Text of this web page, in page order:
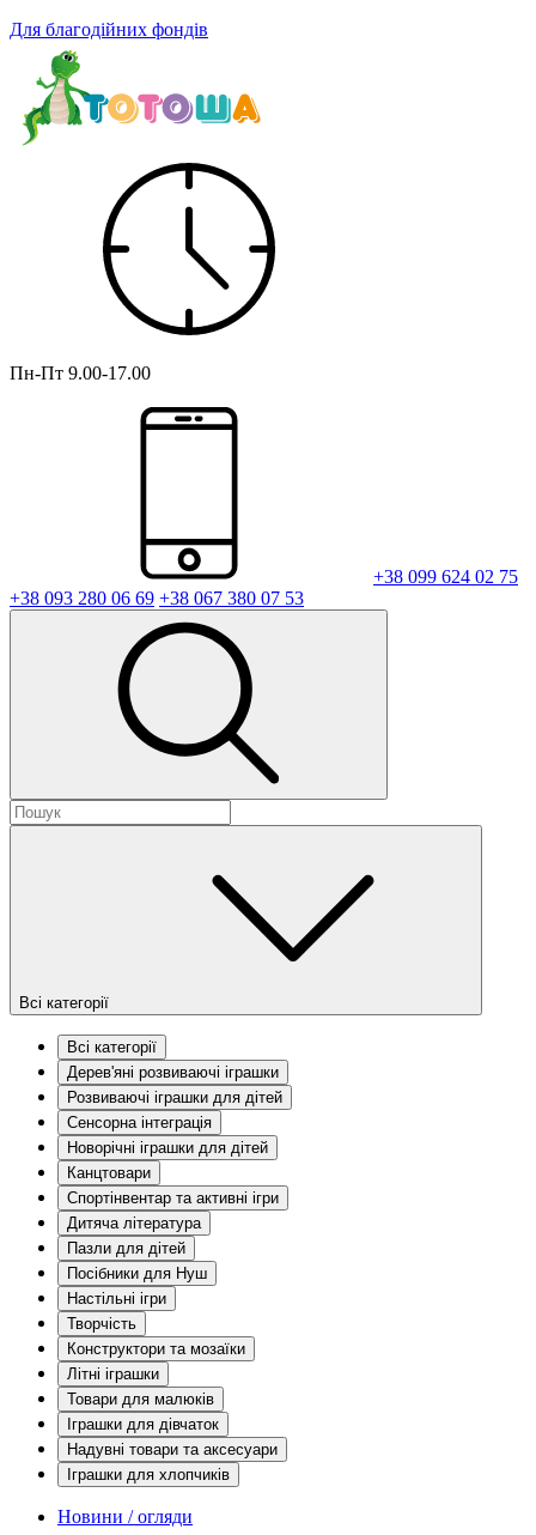
Для благодійних фондів
Пн-Пт 9.00-17.00
+38 099 624 02 75
+38 093 280 06 69 +38 067 380 07 53
Всі категорії
Всі категорії
Дерев'яні розвиваючі іграшки
Розвиваючі іграшки для дітей
Сенсорна інтеграція
Новорічні іграшки для дітей
Канцтовари
Спортінвентар та активні ігри
Дитяча література
Пазли для дітей
Посібники для Нуш
Настільні ігри
Творчість
Конструктори та мозаїки
Літні іграшки
Товари для малюків
Іграшки для дівчаток
Надувні товари та аксесуари
Іграшки для хлопчиків
Новини / огляди